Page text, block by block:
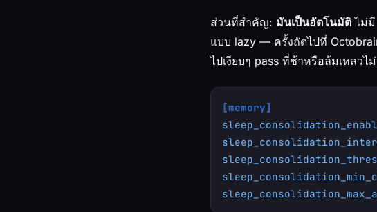
ส่วนที่สำคัญ: มันเป็นอัตโนมัติ ไม่มี
แบบ lazy — ครั้งถัดไปที่
ไปเงียบๆ pass ที่ช้าหรือล้มเหลวไ
[memory]